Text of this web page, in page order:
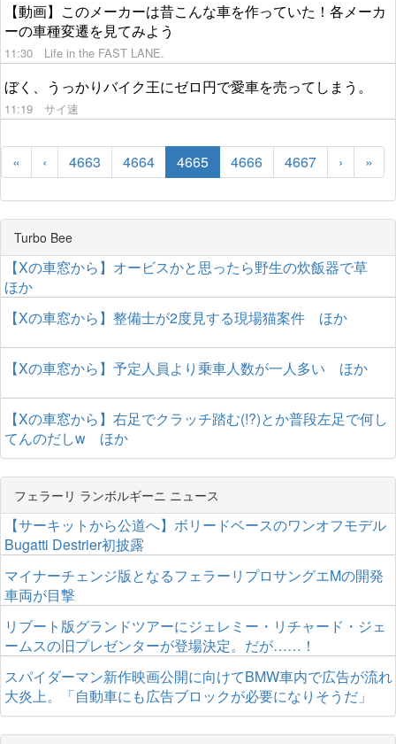
【動画】このメーカーは昔こんな車を作っていた！各メーカ
ーの車種変遷を見てみよう
11:30 Life in the FAST LANE.
ぼく、うっかりバイク王にゼロ円で愛車を売ってしまう。
11:19 サイ速
« ‹ 4663 4664 4665 4666 4667 › »
Turbo Bee
【Xの車窓から】オービスかと思ったら野生の炊飯器で草
ほか
【Xの車窓から】整備士が2度見する現場猫案件 ほか
【Xの車窓から】予定人員より乗車人数が一人多い ほか
【Xの車窓から】右足でクラッチ踏む(!?)とか普段左足で何し
てんのだしw ほか
フェラーリ ランボルギーニ ニュース
【サーキットから公道へ】ボリードベースのワンオフモデル
Bugatti Destrier初披露
マイナーチェンジ版となるフェラーリプロサングエMの開発
車両が目撃
リブート版グランドツアーにジェレミー・リチャード・ジェ
ームスの旧プレゼンターが登場決定。だが……！
スパイダーマン新作映画公開に向けてBMW車内で広告が流れ
大炎上。「自動車にも広告ブロックが必要になりそうだ」